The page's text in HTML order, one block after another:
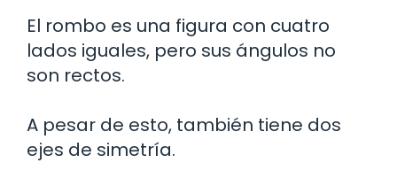
El rombo es una figura con cuatro
lados iguales, pero sus ángulos no
son rectos.
A pesar de esto, también tiene dos
ejes de simetría.